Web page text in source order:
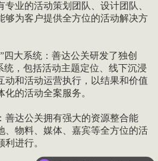
业的活动策划团队、设计团队、
够为客户提供全方位的活动解决方
大系统：善达公关研发了独创
统，包括活动主题定位、线下沉浸
动和活动运营执行，以结果和价值
的活动全案服务。
达公关拥有强大的资源整合能
、物料、媒体、嘉宾等全方位的活
进行。